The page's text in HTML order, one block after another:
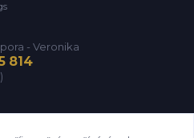
- Veronika
814